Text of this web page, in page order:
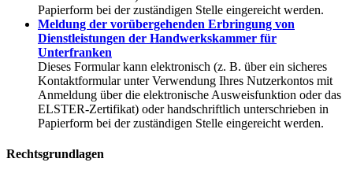
Papierform bei der zuständigen Stelle eingereicht werden.
Meldung der vorübergehenden Erbringung von
Dienstleistungen der Handwerkskammer für
Unterfranken
Dieses Formular kann elektronisch (z. B. über ein sicheres
Kontaktformular unter Verwendung Ihres Nutzerkontos mit
Anmeldung über die elektronische Ausweisfunktion oder das
ELSTER-Zertifikat) oder handschriftlich unterschrieben in
Papierform bei der zuständigen Stelle eingereicht werden.
Rechtsgrundlagen